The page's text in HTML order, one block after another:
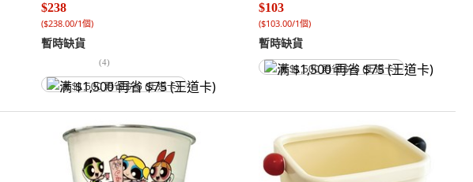
$238
($238.00/1個)
暫時缺貨
(4)
满 $1,500 再省 $75 (王道卡)
$103
($103.00/1個)
暫時缺貨
满 $1,500 再省 $75 (王道卡)